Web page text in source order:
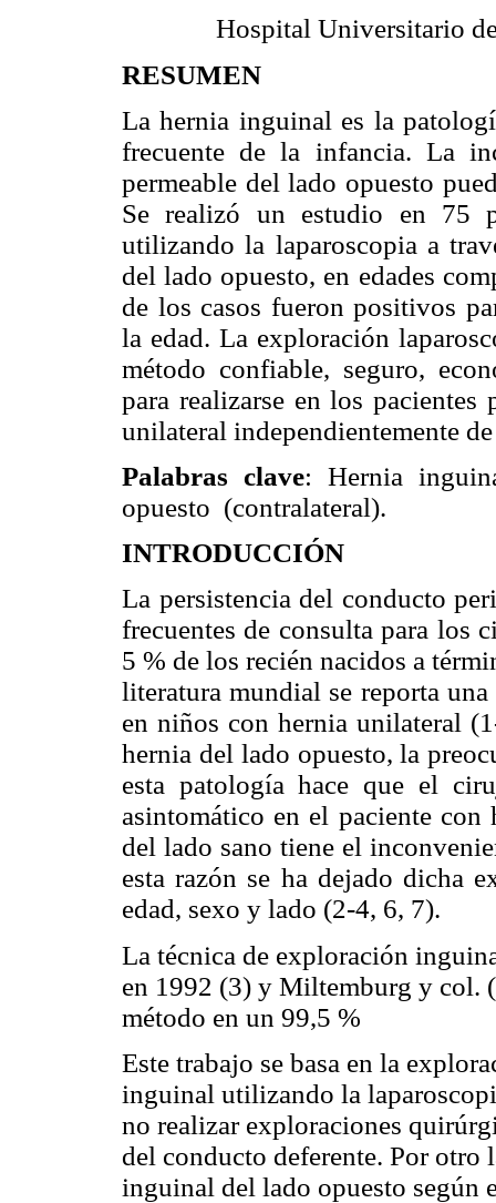
Hospital Universitario
RESUMEN
La hernia inguinal es la
frecuente de la infancia. La
permeable del lado opuesto
Se realizó un estudio en 75
utilizando la laparoscopia a
del lado opuesto, en edades
de los casos fueron positivos
la edad. La exploración
método confiable, seguro,
para realizarse en los
unilateral independientemente
Palabras clave: Hernia
opuesto (contralateral).
INTRODUCCIÓN
La persistencia del conducto
frecuentes de consulta para los
5 % de los recién nacidos a
literatura mundial se reporta
en niños con hernia unilateral
hernia del lado opuesto, la
esta patología hace que el
asintomático en el paciente
del lado sano tiene el
esta razón se ha dejado dicha
edad, sexo y lado (2-4, 6, 7).
La técnica de exploración
en 1992 (3) y Miltemburg y col.
método en un 99,5 %
Este trabajo se basa en la
inguinal utilizando la
no realizar exploraciones
del conducto deferente. Por otro
inguinal del lado opuesto según